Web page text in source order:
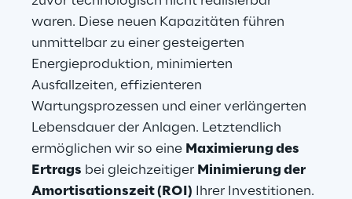
waren. Diese neuen Kapazitäten führen
unmittelbar zu einer gesteigerten
Energieproduktion, minimierten
Ausfallzeiten, effizienteren
Wartungsprozessen und einer verlängerten
Lebensdauer der Anlagen. Letztendlich
ermöglichen wir so eine Maximierung des
Ertrags bei gleichzeitiger Minimierung der
Amortisationszeit (ROI) Ihrer Investitionen.